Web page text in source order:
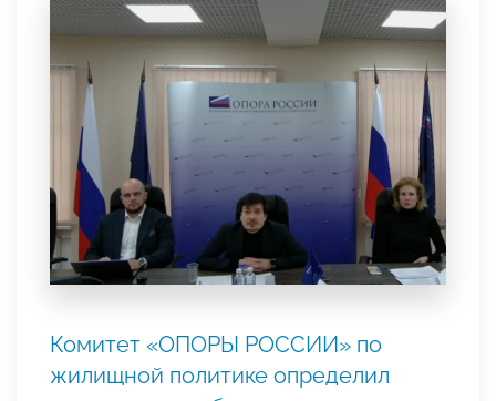
Комитет «ОПОРЫ РОССИИ» по
жилищной политике определил